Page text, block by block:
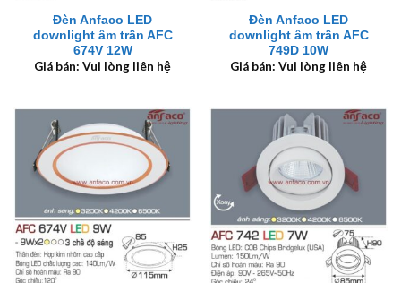
Đèn Anfaco LED
downlight âm trần AFC
674V 12W
Giá bán: Vui lòng liên hệ
Đèn Anfaco LED
downlight âm trần AFC
749D 10W
Giá bán: Vui lòng liên hệ